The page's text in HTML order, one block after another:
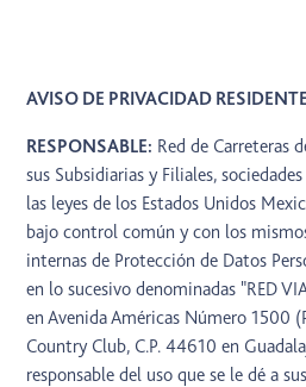
AVISO DE PRIVACIDAD
RESPONSABLE: Red de Carreteras
sus Subsidiarias y Filiales,
las leyes de los Estados Unidos
bajo control común y con los
internas de Protección de Datos
en lo sucesivo denominadas "RED
en Avenida Américas Número 1500
Country Club, C.P. 44610 en
responsable del uso que se le dé a